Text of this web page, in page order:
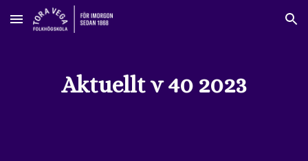
Skip to main content Skip to navigation
Aktuellt v 40 2023